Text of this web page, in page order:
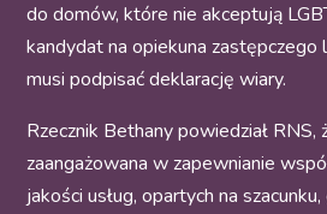
do domów, które nie akceptują
kandydat na opiekuna zastępczego
musi podpisać deklarację wiary.
Rzecznik Bethany powiedział RNS,
zaangażowana w zapewnianie
jakości usług, opartych na